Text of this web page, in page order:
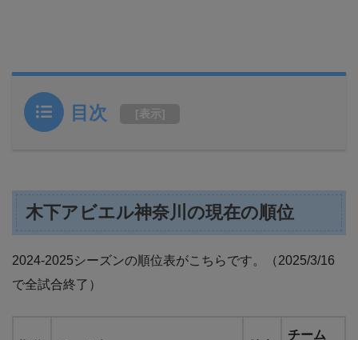
目次 [表示]
木下アビエル神奈川の現在の順位
2024-2025シーズンの順位表がこちらです。（2025/3/16
で全試合終了）
チーム